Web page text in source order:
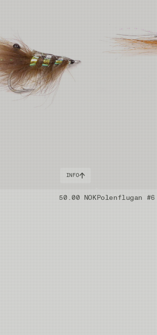
INFO
50.00 NOKPolenflugan #6